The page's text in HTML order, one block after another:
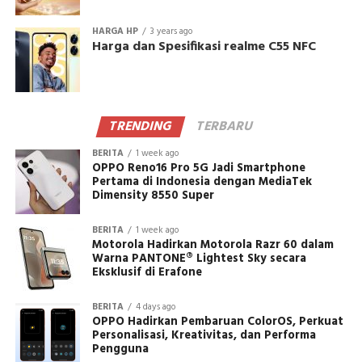
HARGA HP 3 years ago
Harga dan Spesifikasi realme C55 NFC
TRENDING TERBARU
BERITA 1 week ago
OPPO Reno16 Pro 5G Jadi Smartphone
Pertama di Indonesia dengan MediaTek
Dimensity 8550 Super
BERITA 1 week ago
Motorola Hadirkan Motorola Razr 60 dalam
Warna PANTONE® Lightest Sky secara
Eksklusif di Erafone
BERITA 4 days ago
OPPO Hadirkan Pembaruan ColorOS, Perkuat
Personalisasi, Kreativitas, dan Performa
Pengguna